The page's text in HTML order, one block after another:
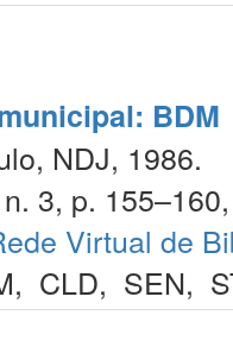
BDM
NDJ, 1986.
3, p.
Virtual de
, CLD, SEN,